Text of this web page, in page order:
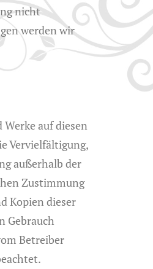
nicht
werden wir
auf diesen
Vervielfältigung,
außerhalb der
Zustimmung
Kopien dieser
Gebrauch
Betreiber